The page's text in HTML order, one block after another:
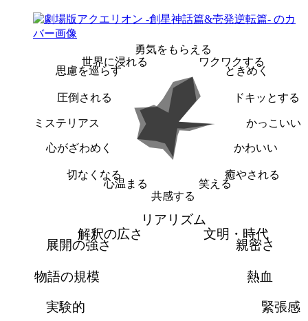
勇気をもらえる
ワクワクする
ときめく
ドキッとする
かっこいい
かわいい
癒やされる
笑える
共感する
心温まる
切なくなる
心がざわめく
ミステリアス
圧倒される
思慮を巡らす
世界に浸れる
リアリズム
文明・時代
親密さ
熱血
緊張感
実験的
物語の規模
展開の強さ
解釈の広さ